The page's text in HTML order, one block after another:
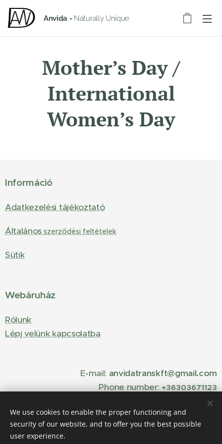
Anvida - Naturally Unique
Mother’s Day /
International
Women’s Day
Információ
Adatkezelési tájékoztató
Általános szerződési feltételek
Sütik
Webáruház
Rólunk
Lépj velünk kapcsolatba
E-mail: anvidatranskft@gmail.com
Phone number:+36303671123
We use cookies to enable the proper functioning and
security of our website, and to offer you the best possible
user experience.